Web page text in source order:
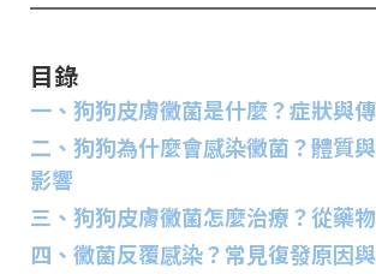
目錄
一、狗狗皮膚黴菌是什麼？症狀與
二、狗狗為什麼會感染黴菌？體質
影響
三、狗狗皮膚黴菌怎麼治療？從藥
四、黴菌反覆感染？常見復發原因